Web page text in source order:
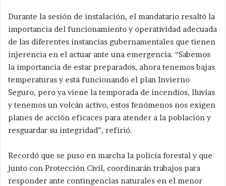
Durante la sesión de instalación, el mandatario resaltó la
importancia del funcionamiento y operatividad adecuada
de las diferentes instancias gubernamentales que tienen
injerencia en el actuar ante una emergencia. “Sabemos
la importancia de estar preparados, ahora tenemos bajas
temperaturas y está funcionando el plan Invierno
Seguro, pero ya viene la temporada de incendios, lluvias
y tenemos un volcán activo, estos fenómenos nos exigen
planes de acción eficaces para atender a la población y
resguardar su integridad”, refirió.
Recordó que se puso en marcha la policía forestal y que
junto con Protección Civil, coordinarán trabajos para
responder ante contingencias naturales en el menor